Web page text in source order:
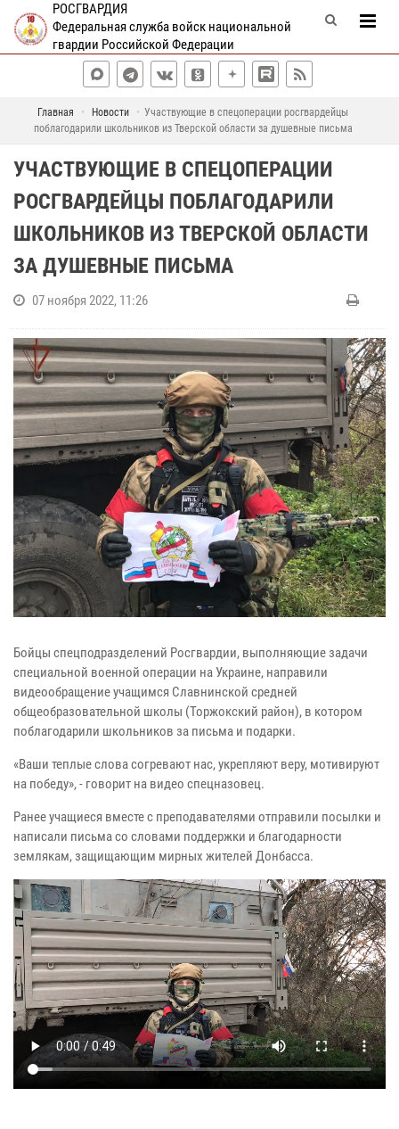
РОСГВАРДИЯ
Федеральная служба войск национальной
гвардии Российской Федерации
Главная Новости
Участвующие в спецоперации росгвардейцы
поблагодарили школьников из Тверской области за душевные письма
УЧАСТВУЮЩИЕ В СПЕЦОПЕРАЦИИ
РОСГВАРДЕЙЦЫ ПОБЛАГОДАРИЛИ
ШКОЛЬНИКОВ ИЗ ТВЕРСКОЙ ОБЛАСТИ
ЗА ДУШЕВНЫЕ ПИСЬМА
07 ноября 2022, 11:26
Бойцы спецподразделений Росгвардии, выполняющие задачи
специальной военной операции на Украине, направили
видеообращение учащимся Славнинской средней
общеобразовательной школы (Торжокский район), в котором
поблагодарили школьников за письма и подарки.
«Ваши теплые слова согревают нас, укрепляют веру, мотивируют
на победу», - говорит на видео спецназовец.
Ранее учащиеся вместе с преподавателями отправили посылки и
написали письма со словами поддержки и благодарности
землякам, защищающим мирных жителей Донбасса.